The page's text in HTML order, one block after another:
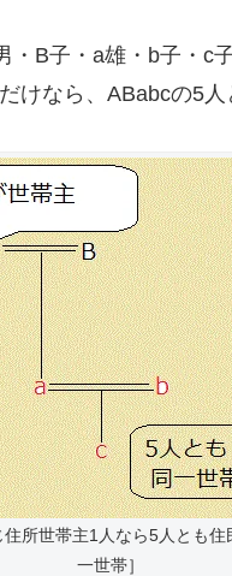
・B子・a雄・b子・c
けなら、ABabcの5人
住所世帯主1人なら5人とも住
一世帯］